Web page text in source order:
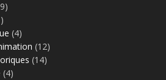
(4)
(12)
(14)
(4)